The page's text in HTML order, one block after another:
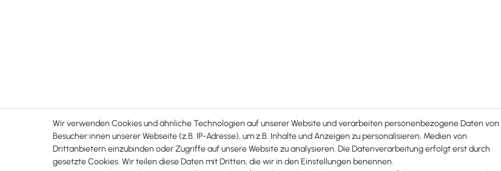
Wir verwenden Cookies und ähnliche Technologien auf unserer Website und verarbeiten personenbezogene Daten von
Besucher:innen unserer Webseite (z.B. IP-Adresse), um z.B. Inhalte und Anzeigen zu personalisieren, Medien von
Drittanbietern einzubinden oder Zugriffe auf unsere Website zu analysieren. Die Datenverarbeitung erfolgt erst durch
gesetzte Cookies. Wir teilen diese Daten mit Dritten, die wir in den Einstellungen benennen.